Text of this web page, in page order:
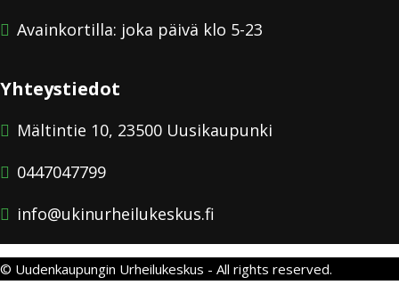
Avainkortilla: joka päivä klo 5-23
Yhteystiedot
Mältintie 10, 23500 Uusikaupunki
0447047799
info@ukinurheilukeskus.fi
© Uudenkaupungin Urheilukeskus - All rights reserved.